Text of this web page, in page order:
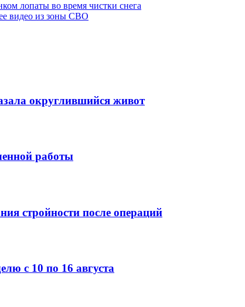
лопаты во время чистки снега
видео из зоны СВО
округлившийся живот
работы
стройности после операций
с 10 по 16 августа